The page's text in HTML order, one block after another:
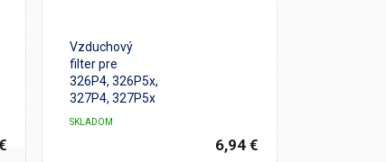
Vzduchový
filter pre
326P4, 326P5x,
327P4, 327P5x
SKLADOM
6,94 €